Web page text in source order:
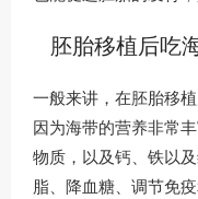
胚胎移植后吃
一般来讲，在胚胎移
因为海带的营养非常
物质，以及钙、铁以
脂、降血糖、调节免